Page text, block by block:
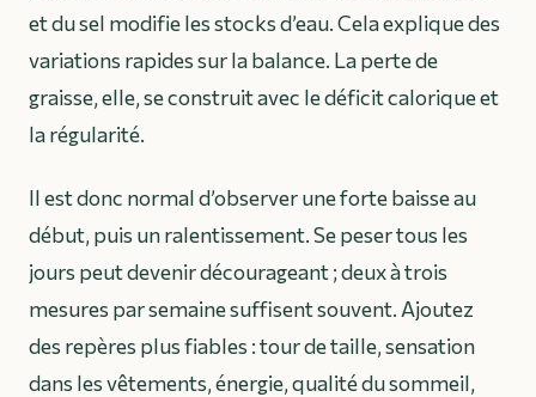
et du sel modifie les stocks d’eau. Cela explique des
variations rapides sur la balance. La perte de
graisse, elle, se construit avec le déficit calorique et
la régularité.
Il est donc normal d’observer une forte baisse au
début, puis un ralentissement. Se peser tous les
jours peut devenir décourageant ; deux à trois
mesures par semaine suffisent souvent. Ajoutez
des repères plus fiables : tour de taille, sensation
dans les vêtements, énergie, qualité du sommeil,